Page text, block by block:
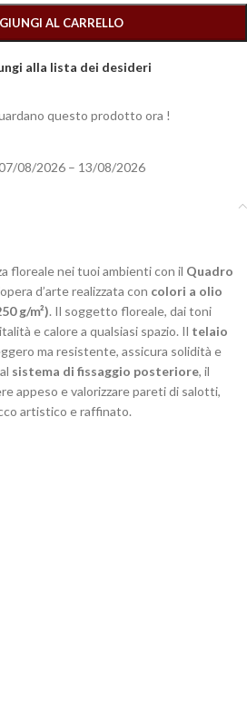
AL CARRELLO
alla lista dei desideri
questo prodotto ora !
08/2026 – 13/08/2026
floreale nei tuoi ambienti con il Quadro
d’arte realizzata con colori a olio
g/m²). Il soggetto floreale, dai toni
e calore a qualsiasi spazio. Il telaio
ma resistente, assicura solidità e
sistema di fissaggio posteriore, il
appeso e valorizzare pareti di salotti,
artistico e raffinato.